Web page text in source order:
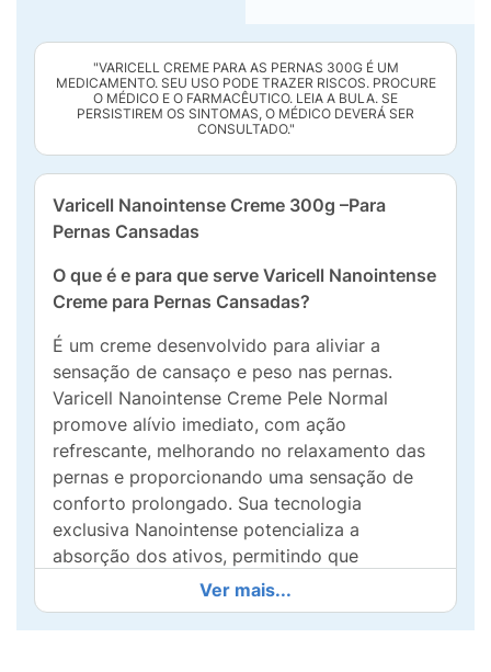
"VARICELL CREME PARA AS PERNAS 300G É UM
MEDICAMENTO. SEU USO PODE TRAZER RISCOS. PROCURE
O MÉDICO E O FARMACÊUTICO. LEIA A BULA. SE
PERSISTIREM OS SINTOMAS, O MÉDICO DEVERÁ SER
CONSULTADO."
Varicell Nanointense Creme 300g –Para
Pernas Cansadas
O que é e para que serve Varicell Nanointense
Creme para Pernas Cansadas?
É um creme desenvolvido para aliviar a
sensação de cansaço e peso nas pernas.
Varicell Nanointense Creme Pele Normal
promove alívio imediato, com ação
refrescante, melhorando no relaxamento das
pernas e proporcionando uma sensação de
conforto prolongado. Sua tecnologia
exclusiva Nanointense potencializa a
absorção dos ativos, permitindo que
penetrem nas camadas mais profundas da
pele graças ao uso avançado da
nanotecnologia.
Ver mais...